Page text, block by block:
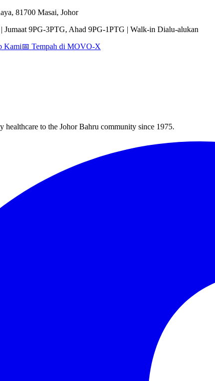
81700 Masai, Johor
9PG-3PTG, Ahad 9PG-1PTG | Walk-in Dialu-alukan
Kami📅 Tempah di MOVO-X
to the Johor Bahru community since 1975.